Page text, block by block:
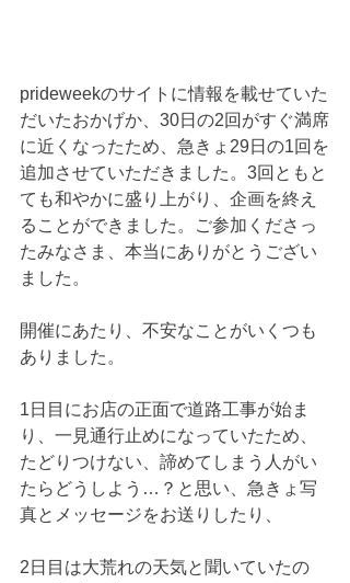
prideweekのサイトに情報を載せていた
だいたおかげか、30日の2回がすぐ満席
に近くなったため、急きょ29日の1回を
追加させていただきました。3回ともと
ても和やかに盛り上がり、企画を終え
ることができました。ご参加くださっ
たみなさま、本当にありがとうござい
ました。
開催にあたり、不安なことがいくつも
ありました。
1日目にお店の正面で道路工事が始ま
り、一見通行止めになっていたため、
たどりつけない、諦めてしまう人がい
たらどうしよう…？と思い、急きょ写
真とメッセージをお送りしたり、
2日目は大荒れの天気と聞いていたの